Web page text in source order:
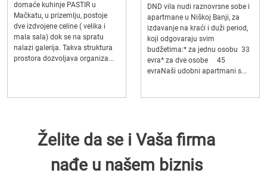
domaće kuhinje PASTIR u
Mačkatu, u prizemlju, postoje
dve izdvojene celine ( velika i
mala sala) dok se na spratu
nalazi galerija. Takva struktura
prostora dozvoljava organiza...
DND vila nudi raznovrsne sobe i
apartmane u Niškoj Banji, za
izdavanje na kraći i duži period,
koji odgovaraju svim
budžetima:* za jednu osobu 33
evra* za dve osobe 45
evraNaši udobni apartmani s...
Želite da se i Vaša firma
nađe u našem biznis